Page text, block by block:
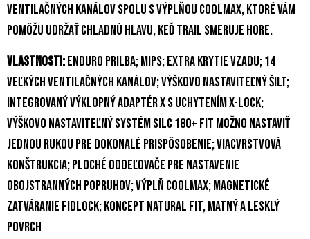
ventilačných kanálov spolu s výplňou COOLMAX, ktoré vám
pomôžu udržať chladnú hlavu, keď trail smeruje hore.
vlastnosti:enduro prilba; MIPS; extra krytie vzadu; 14
veľkých ventilačných kanálov; výškovo nastaviteľný šilt;
integrovaný výklopný adaptér X s uchytením X-Lock;
výškovo nastaviteľný systém SILC 180+ Fit možno nastaviť
jednou rukou pre dokonalé prispôsobenie; viacvrstvová
konštrukcia; ploché oddeľovače pre nastavenie
obojstranných popruhov; Výplň COOLMAX; magnetické
zatváranie Fidlock; Koncept Natural Fit, matný a lesklý
povrch